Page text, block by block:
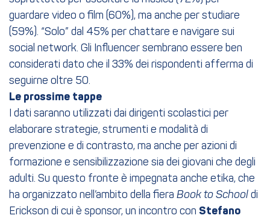
guardare video o film (60%), ma anche per studiare
(59%). “Solo” dal 45% per chattare e navigare sui
social network. Gli Influencer sembrano essere ben
considerati dato che il 33% dei rispondenti afferma di
seguirne oltre 50.
Le prossime tappe
I dati saranno utilizzati dai dirigenti scolastici per
elaborare strategie, strumenti e modalità di
prevenzione e di contrasto, ma anche per azioni di
formazione e sensibilizzazione sia dei giovani che degli
adulti. Su questo fronte è impegnata anche etika, che
ha organizzato nell’ambito della fiera Book to School di
Erickson di cui è sponsor, un incontro con Stefano